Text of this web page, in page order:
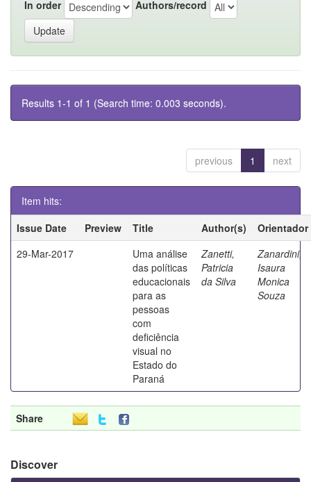
In order Authors/record
Results 1-1 of 1 (Search time: 0.003 seconds).
previous 1 next
Item hits:
Issue Date
Preview Title Author(s)
Orientador
29-Mar-2017
Uma análise
das políticas
educacionais
para as
pessoas
com
deficiência
visual no
Estado do
Paraná
Zanetti,
Patricia
da Silva
Zanardini,
Isaura
Monica
Souza
Share
Discover